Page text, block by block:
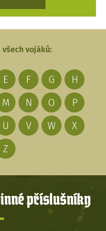
všech vojáků:
E F G
H
M N O
P
U V W
X
Z
příslušníky